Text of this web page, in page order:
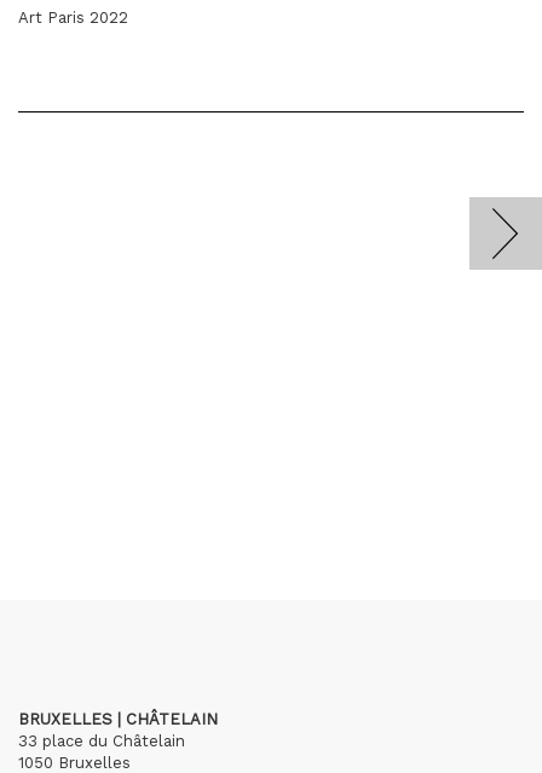
Art Paris 2022
BRUXELLES | CHÂTELAIN
33 place du Châtelain
1050 Bruxelles